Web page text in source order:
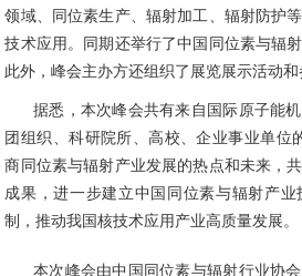
领域、同位素生产、辐射加工、辐射防护
技术应用。同期还举行了中国同位素与辐
此外，峰会主办方还组织了展览展示活动和
据悉，本次峰会共有来自国际原子能
团组织、科研院所、高校、企业事业单位
商同位素与辐射产业发展的热点和未来，
成果，进一步建立中国同位素与辐射产
制，推动我国核技术应用产业高质量发展。
本次峰会由中国同位素与辐射行业协